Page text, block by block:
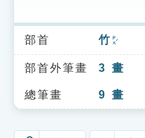
索引選單
知識索引
單字索引
部首 竹 ㄓㄨˊ
部首外筆畫 3 畫
總筆畫 9 畫